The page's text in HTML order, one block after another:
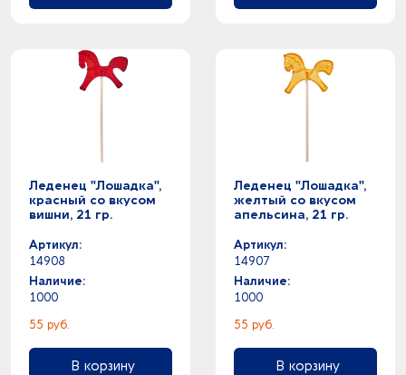
Леденец "Лошадка",
красный со вкусом
вишни, 21 гр.
Артикул:
14908
Наличие:
1000
55 руб.
В корзину
Леденец "Лошадка",
желтый со вкусом
апельсина, 21 гр.
Артикул:
14907
Наличие:
1000
55 руб.
В корзину